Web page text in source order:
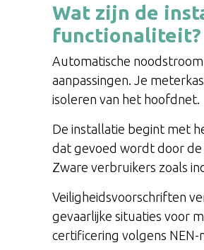
Wat zijn de
functionaliteit?
Automatische
aanpassingen. Je
isoleren van het hoofdnet.
De installatie begint met
dat gevoed wordt door
Zware verbruikers zoals
Veiligheidsvoorschriften
gevaarlijke situaties voor
certificering volgens